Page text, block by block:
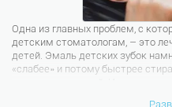
Одна из главных проблем, с
детским стоматологам, – это
детей. Эмаль детских зубок
«слабее» и потому быстрее